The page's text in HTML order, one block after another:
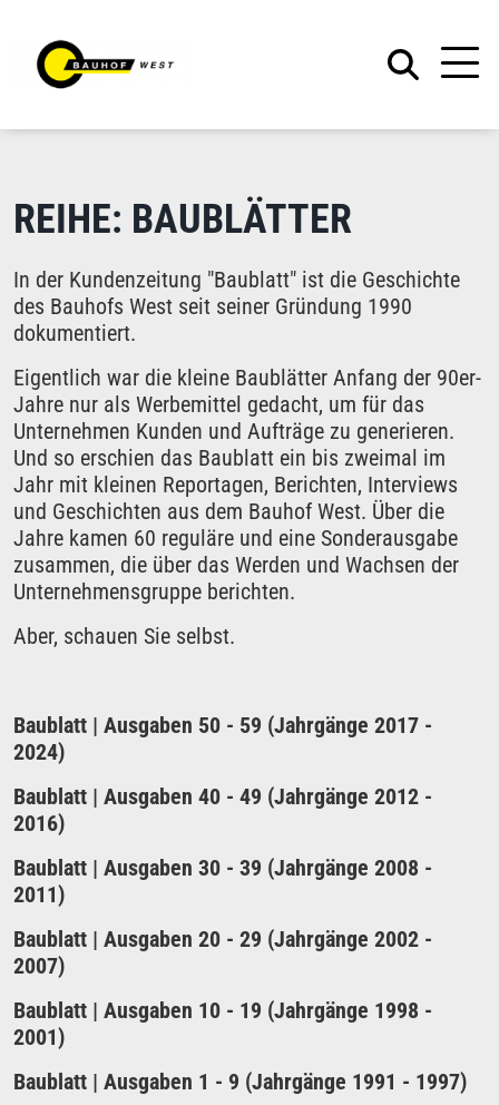
REIHE: BAUBLÄTTER
In der Kundenzeitung "Baublatt" ist die Geschichte
des Bauhofs West seit seiner Gründung 1990
dokumentiert.
Eigentlich war die kleine Baublätter Anfang der 90er-
Jahre nur als Werbemittel gedacht, um für das
Unternehmen Kunden und Aufträge zu generieren.
Und so erschien das Baublatt ein bis zweimal im
Jahr mit kleinen Reportagen, Berichten, Interviews
und Geschichten aus dem Bauhof West. Über die
Jahre kamen 60 reguläre und eine Sonderausgabe
zusammen, die über das Werden und Wachsen der
Unternehmensgruppe berichten.
Aber, schauen Sie selbst.
Baublatt | Ausgaben 50 - 59 (Jahrgänge 2017 -
2024)
Baublatt | Ausgaben 40 - 49 (Jahrgänge 2012 -
2016)
Baublatt | Ausgaben 30 - 39 (Jahrgänge 2008 -
2011)
Baublatt | Ausgaben 20 - 29 (Jahrgänge 2002 -
2007)
Baublatt | Ausgaben 10 - 19 (Jahrgänge 1998 -
2001)
Baublatt | Ausgaben 1 - 9 (Jahrgänge 1991 - 1997)